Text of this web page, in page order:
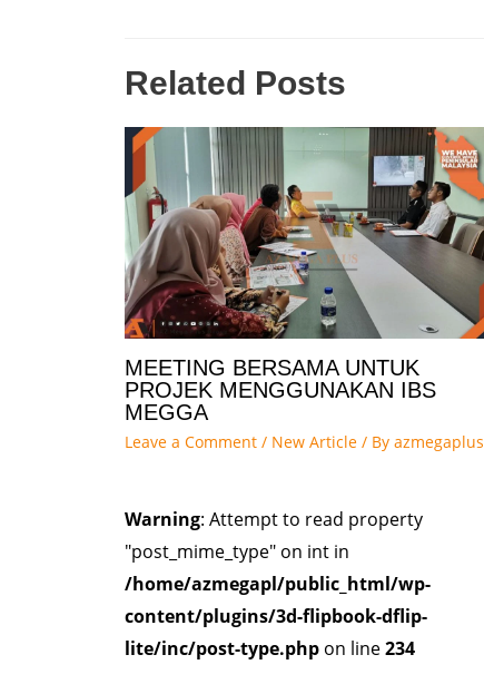
Related Posts
MEETING BERSAMA UNTUK
PROJEK MENGGUNAKAN IBS
MEGGA
Leave a Comment / New Article / By azmegaplus
Warning: Attempt to read property
"post_mime_type" on int in
/home/azmegapl/public_html/wp-
content/plugins/3d-flipbook-dflip-
lite/inc/post-type.php on line234